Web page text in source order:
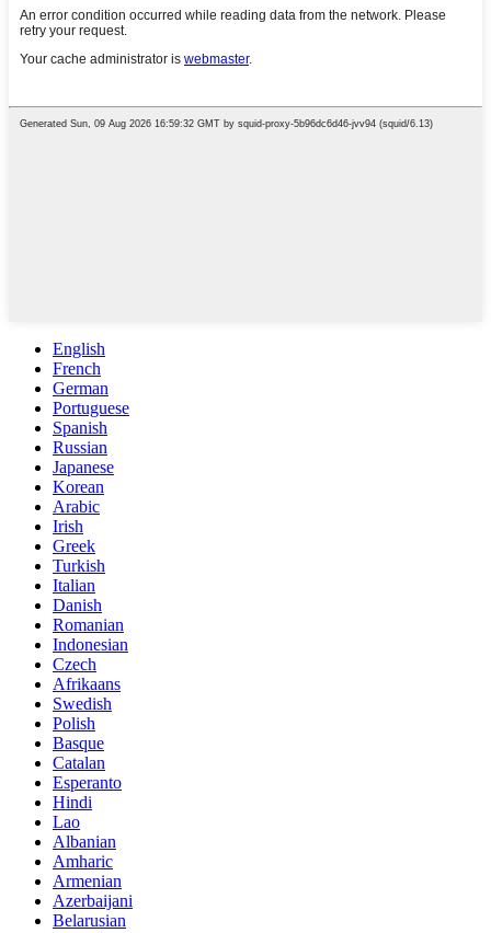
English
French
German
Portuguese
Spanish
Russian
Japanese
Korean
Arabic
Irish
Greek
Turkish
Italian
Danish
Romanian
Indonesian
Czech
Afrikaans
Swedish
Polish
Basque
Catalan
Esperanto
Hindi
Lao
Albanian
Amharic
Armenian
Azerbaijani
Belarusian